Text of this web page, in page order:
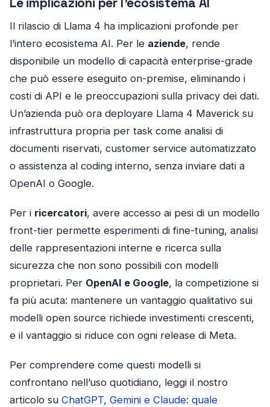
Il rilascio di Llama 4 ha implicazioni profonde per
l’intero ecosistema AI. Per le aziende, rende
disponibile un modello di capacità enterprise-grade
che può essere eseguito on-premise, eliminando i
costi di API e le preoccupazioni sulla privacy dei dati.
Un’azienda può ora deployare Llama 4 Maverick su
infrastruttura propria per task come analisi di
documenti riservati, customer service automatizzato
o assistenza al coding interno, senza inviare dati a
OpenAI o Google.
Per i ricercatori, avere accesso ai pesi di un modello
front-tier permette esperimenti di fine-tuning, analisi
delle rappresentazioni interne e ricerca sulla
sicurezza che non sono possibili con modelli
proprietari. Per OpenAI e Google, la competizione si
fa più acuta: mantenere un vantaggio qualitativo sui
modelli open source richiede investimenti crescenti,
e il vantaggio si riduce con ogni release di Meta.
Per comprendere come questi modelli si
confrontano nell’uso quotidiano, leggi il nostro
articolo su ChatGPT, Gemini e Claude: quale